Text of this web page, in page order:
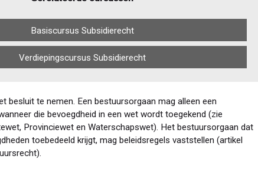
Basiscursus Subsidierecht
Verdiepingscursus Subsidierecht
besluit te nemen. Een bestuursorgaan mag alleen een
die bevoegdheid in een wet wordt toegekend (zie
Provinciewet en Waterschapswet). Het bestuursorgaan dat
toebedeeld krijgt, mag beleidsregels vaststellen (artikel